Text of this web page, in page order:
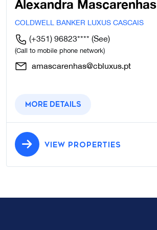
Alexandra Mascarenhas
COLDWELL BANKER LUXUS CASCAIS
(+351) 96823**** (See)
(Call to mobile phone network)
amascarenhas@cbluxus.pt
More details
VIEW PROPERTIES